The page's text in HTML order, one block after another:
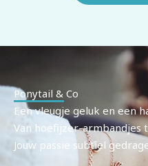
Ponytail & Co
Een vleugje geluk en een
Van hoefijzer-armbandjes
Jouw passie subtiel